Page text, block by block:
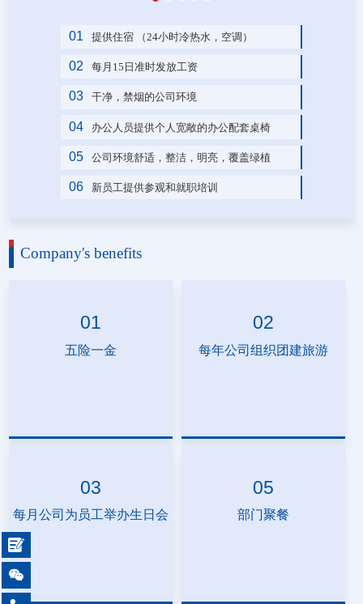
01 提供住宿 （24小时冷热水，空调）
02 每月15日准时发放工资
03 干净，禁烟的公司环境
04 办公人员提供个人宽敞的办公配套桌椅
05 公司环境舒适，整洁，明亮，覆盖绿植
06 新员工提供参观和就职培训
Company's benefits
01
五险一金
02
每年公司组织团建旅游
03
每月公司为员工举办生日会
05
部门聚餐

